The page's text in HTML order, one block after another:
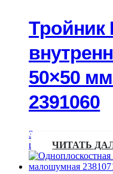
50×50
2391060
Запрос
цены
ЧИТАТЬ